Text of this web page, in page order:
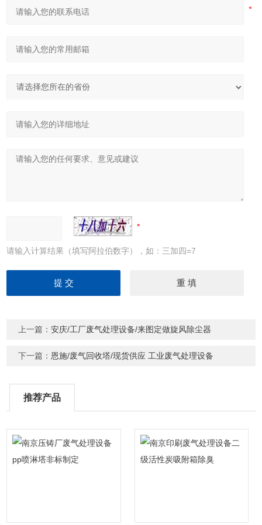
请输入计算结果（填写阿拉伯数字），如：三加四=7
上一篇：安庆/工厂废气处理设备/来图定做旋风除尘器
下一篇： 恩施/废气回收塔/现货供应 工业废气处理设备
推荐产品